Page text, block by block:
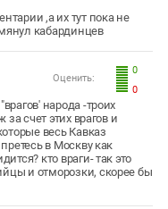
,а их тут пока не
кабардинцев
0
0
Оценить:
народа -троих
за счет этих врагов и
весь Кавказ
в Москву как
кто враги- так это
и отморозки, скорее бы